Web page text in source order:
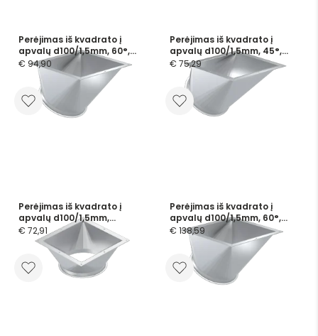
Perėjimas iš kvadrato į
apvalų d100/1,5mm, 60°,
cinkuotas
€ 94,90
Perėjimas iš kvadrato į
apvalų d100/1,5mm, 45°,
cinkuotas
€ 75,29
Perėjimas iš kvadrato į
apvalų d100/1,5mm,
nerūdijančio plieno
€ 72,91
Perėjimas iš kvadrato į
apvalų d100/1,5mm, 60°,
nerūdijančio plieno
€ 138,59